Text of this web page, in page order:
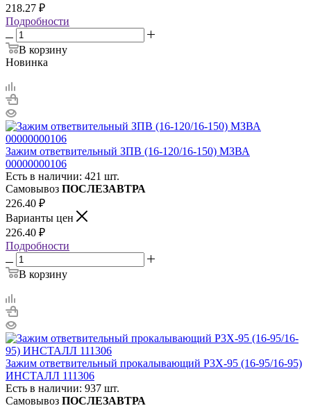
218.27 ₽
Подробности
В корзину
Новинка
Зажим ответвительный ЗПВ (16-120/16-150) МЗВА
00000000106
Есть в наличии: 421 шт.
Самовывоз ПОСЛЕЗАВТРА
226.40 ₽
Варианты цен
226.40 ₽
Подробности
В корзину
Зажим ответвительный прокалывающий P3X-95 (16-95/16-95)
ИНСТАЛЛ 111306
Есть в наличии: 937 шт.
Самовывоз ПОСЛЕЗАВТРА